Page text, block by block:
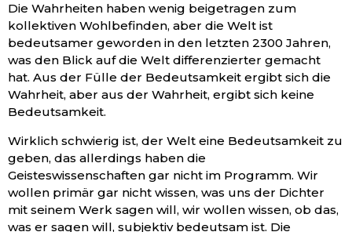
Die Wahrheiten haben wenig beigetragen zum
kollektiven Wohlbefinden, aber die Welt ist
bedeutsamer geworden in den letzten 2300 Jahren,
was den Blick auf die Welt differenzierter gemacht
hat. Aus der Fülle der Bedeutsamkeit ergibt sich die
Wahrheit, aber aus der Wahrheit, ergibt sich keine
Bedeutsamkeit.
Wirklich schwierig ist, der Welt eine Bedeutsamkeit zu
geben, das allerdings haben die
Geisteswissenschaften gar nicht im Programm. Wir
wollen primär gar nicht wissen, was uns der Dichter
mit seinem Werk sagen will, wir wollen wissen, ob das,
was er sagen will, subjektiv bedeutsam ist. Die